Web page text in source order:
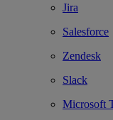
Jira
Salesforce
Zendesk
Slack
Microsoft